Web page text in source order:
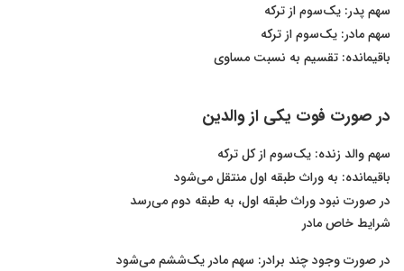
سهم پدر: یک‌سوم از ترکه
سهم مادر: یک‌سوم از ترکه
باقیمانده: تقسیم به نسبت مساوی
در صورت فوت یکی از والدین
سهم والد زنده: یک‌سوم از کل ترکه
باقیمانده: به وراث طبقه اول منتقل می‌شود
در صورت نبود وراث طبقه اول، به طبقه دوم می‌رسد
شرایط خاص مادر
در صورت وجود چند برادر: سهم مادر یک‌ششم می‌شود